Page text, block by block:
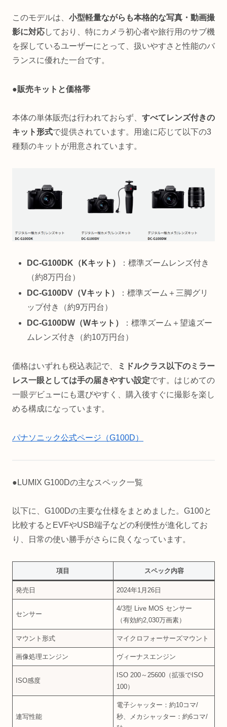
このモデルは、 小型軽量ながらも本格的な写真・動画撮
影に対応しており、特にカメラ初心者や旅行用のサブ機
を探しているユーザーにとって、扱いやすさと性能のバ
ランスに優れた一台です。
●販売キットと価格帯
本体の単体販売は行われておらず、 すべてレンズ付きの
キット形式で提供されています。用途に応じて以下の3
種類のキットが用意されています。
DC-G100DK（Kキット）
：標準ズームレンズ付き
（約8万円台）
DC-G100DV（Vキット）
：標準ズーム＋三脚グリ
ップ付き（約9万円台）
DC-G100DW（Wキット）
：標準ズーム＋望遠ズー
ムレンズ付き（約10万円台）
価格はいずれも税込表記で、
ミドルクラス以下のミラー
レス一眼としては手の届きやすい設定です。はじめての
一眼デビューにも選びやすく、購入後すぐに撮影を楽し
める構成になっています。
パナソニック公式ページ（G100D）
●LUMIX G100Dの主なスペック一覧
以下に、G100Dの主要な仕様をまとめました。G100と
比較するとEVFやUSB端子などの利便性が進化してお
り、日常の使い勝手がさらに良くなっています。
項目 スペック内容
発売日 2024年1月26日
センサー
4/3型 Live MOS センサー
（有効約2,030万画素）
マウント形式 マイクロフォーサーズマウント
画像処理エンジン ヴィーナスエンジン
ISO感度
ISO 200～25600（拡張でISO
100）
連写性能
電子シャッター：約10コマ/
秒、メカシャッター：約6コマ/